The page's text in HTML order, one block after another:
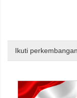
Ikuti